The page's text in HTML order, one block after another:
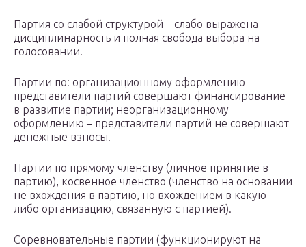
Партия со слабой структурой – слабо выражена
дисциплинарность и полная свобода выбора на
голосовании.
Партии по: организационному оформлению –
представители партий совершают финансирование
в развитие партии; неорганизационному
оформлению – представители партий не совершают
денежные взносы.
Партии по прямому членству (личное принятие в
партию), косвенное членство (членство на основании
не вхождения в партию, но вхождением в какую-
либо организацию, связанную с партией).
Соревновательные партии (функционируют на